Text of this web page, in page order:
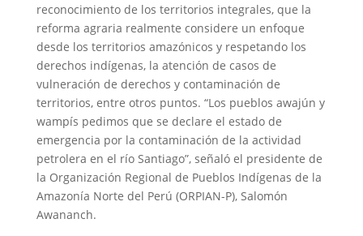
reconocimiento de los territorios integrales, que la
reforma agraria realmente considere un enfoque
desde los territorios amazónicos y respetando los
derechos indígenas, la atención de casos de
vulneración de derechos y contaminación de
territorios, entre otros puntos. “Los pueblos awajún y
wampís pedimos que se declare el estado de
emergencia por la contaminación de la actividad
petrolera en el río Santiago”, señaló el presidente de
la Organización Regional de Pueblos Indígenas de la
Amazonía Norte del Perú (ORPIAN-P), Salomón
Awananch.